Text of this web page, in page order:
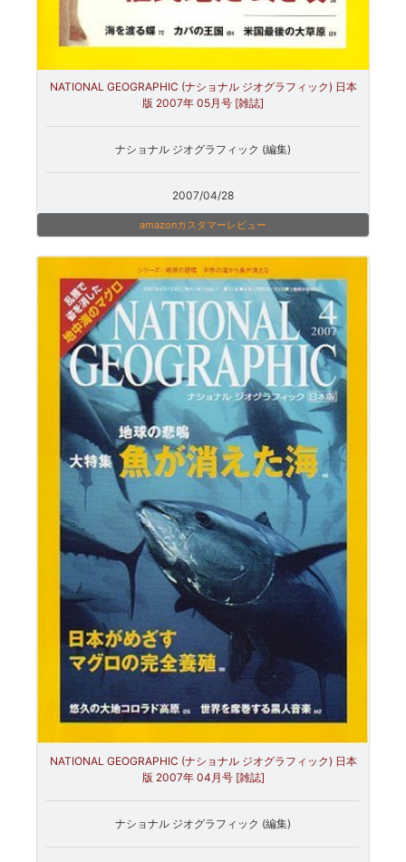
NATIONAL GEOGRAPHIC (ナショナル ジオグラフィック) 日本
版 2007年 05月号 [雑誌]
ナショナル ジオグラフィック (編集)
2007/04/28
amazonカスタマーレビュー
NATIONAL GEOGRAPHIC (ナショナル ジオグラフィック) 日本
版 2007年 04月号 [雑誌]
ナショナル ジオグラフィック (編集)